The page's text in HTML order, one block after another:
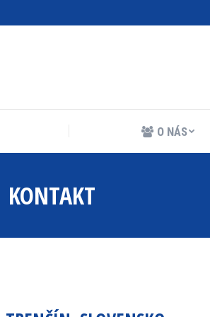
O NÁS
KONTAKT
O NÁS